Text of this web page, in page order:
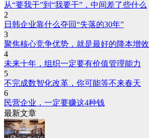
从“要我干”到“我要干”，中间差了些什么
2
日韩企业靠什么夺回“失落的30年”
3
聚焦核心竞争优势，就是最好的降本增效
4
未来十年，组织一定要有价值管理能力
5
不完成数智化改革，你可能等不来春天
6
民营企业，一定要赚这4种钱
最新文章